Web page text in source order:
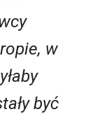
w
być